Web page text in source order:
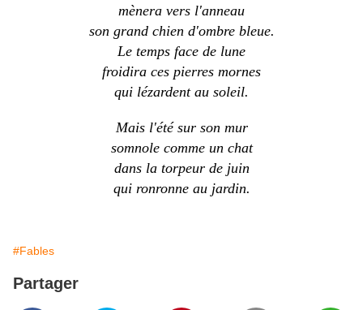
mènera vers l'anneau
son grand chien d'ombre bleue.
Le temps face de lune
froidira ces pierres mornes
qui lézardent au soleil.
Mais l'été sur son mur
somnole comme un chat
dans la torpeur de juin
qui ronronne au jardin.
#Fables
Partager